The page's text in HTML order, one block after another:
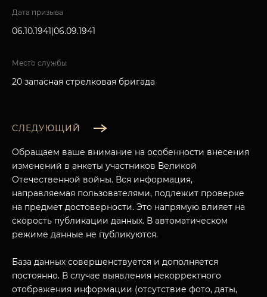
Дата призыва
06.10.1941|06.09.1941
Место службы
20 запасная стрелковая бригада
СЛЕДУЮЩИЙ
Обращаем ваше внимание на особенности внесения
изменений в анкеты участников Великой
Отечественной войны. Вся информация,
направляемая пользователями, подлежит проверке
на предмет достоверности. Это напрямую влияет на
скорость публикации данных. В автоматическом
режиме данные не публикуются.
База данных совершенствуется и дополняется
постоянно. В случае выявления некорректного
отображения информации (отсутствие фото, даты,